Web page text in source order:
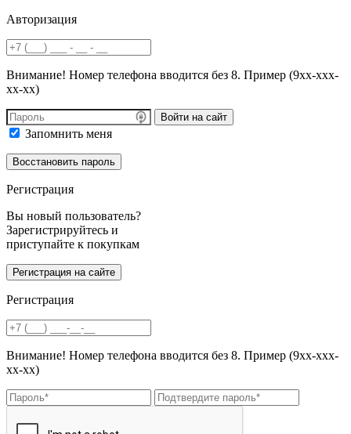
Авторизация
Внимание! Номер телефона вводится без 8. Пример (9хх-ххх-
хх-хх)
Войти на сайт
Запомнить меня
Регистрация
Вы новый пользователь?
Зарегистрируйтесь и
приступайте к покупкам
Регистрация
Внимание! Номер телефона вводится без 8. Пример (9хх-ххх-
хх-хх)